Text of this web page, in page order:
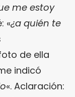
me estoy
«¿a quién te
de ella
indicó
«. Aclaración: